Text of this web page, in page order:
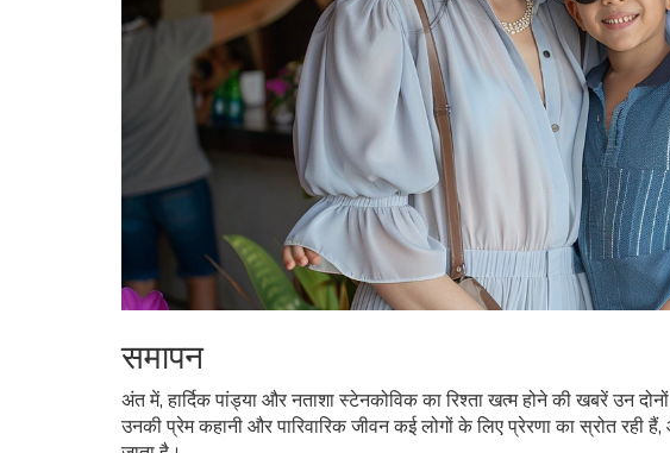
समापन
अंत में, हार्दिक पांड्या और नताशा स्टेनकोविक का रिश्ता खत्म होने की खबरें
उनकी प्रेम कहानी और पारिवारिक जीवन कई लोगों के लिए प्रेरणा का स्रोत